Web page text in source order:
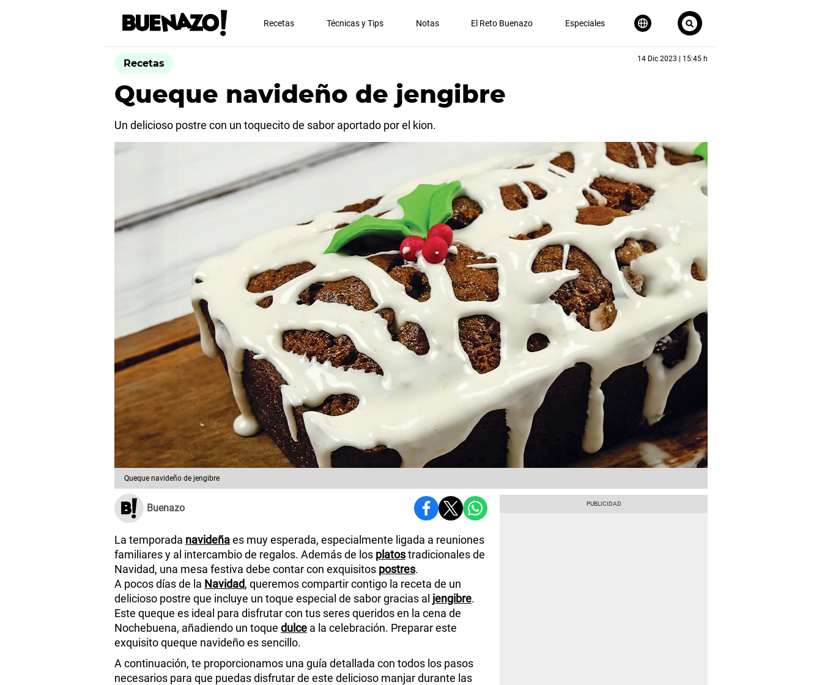
Recetas Técnicas y Tips Notas El Reto Buenazo Especiales
Recetas 14 Dic 2023 | 15:45 h
Queque navideño de jengibre
Un delicioso postre con un toquecito de sabor aportado por el kion.
Queque navideño de jengibre
Buenazo
La temporada navideñaes muy esperada, especialmente ligada a reuniones
familiares y al intercambio de regalos. Además de los platostradicionales de
Navidad, una mesa festiva debe contar con exquisitos postres.
A pocos días de la Navidad, queremos compartir contigo la receta de un
delicioso postre que incluye un toque especial de sabor gracias al jengibre.
Este queque es ideal para disfrutar con tus seres queridos en la cena de
Nochebuena, añadiendo un toque dulce a la celebración. Preparar este
exquisito queque navideño es sencillo.
A continuación, te proporcionamos una guía detallada con todos los pasos
necesarios para que puedas disfrutar de este delicioso manjar durante las